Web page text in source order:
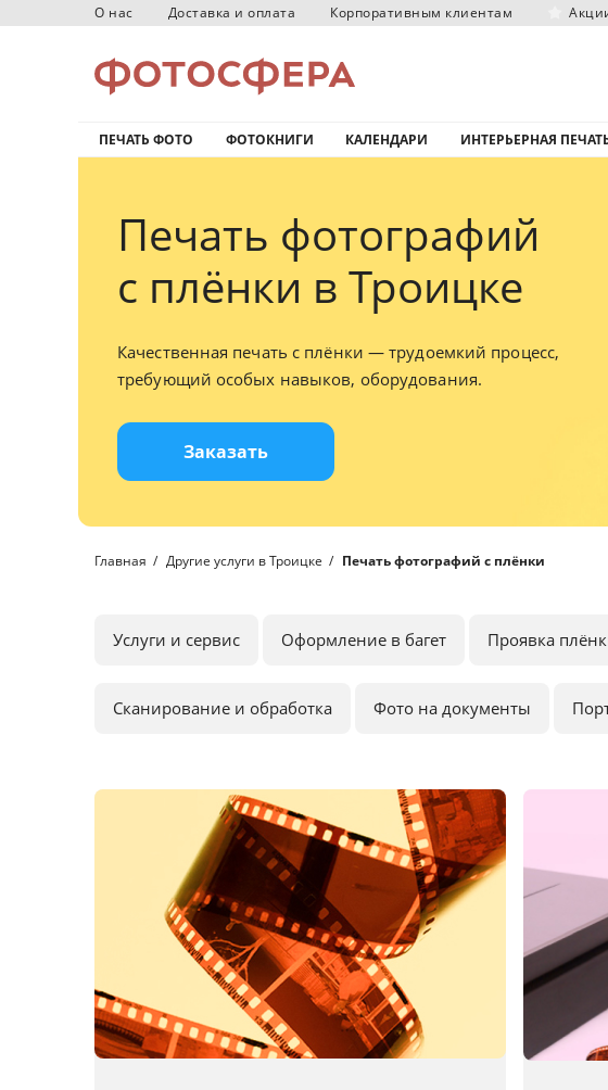
О нас Доставка и оплата Корпоративным клиентам
ПЕЧАТЬ ФОТО ФОТОКНИГИ КАЛЕНДАРИ ИНТЕРЬЕРНАЯ
Печать фотографий
с плёнки в Троицке
Качественная печать с плёнки — трудоемкий процесс,
требующий особых навыков, оборудования.
Заказать
Главная Другие услуги в Троицке Печать фотографий с плёнки
Услуги и сервис Оформление в багет Проявка
Сканирование и обработка Фото на документы